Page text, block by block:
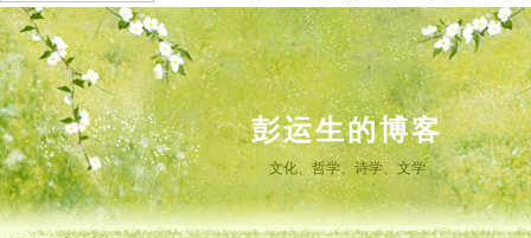
彭运生的博客
文化、哲学、诗学、文学